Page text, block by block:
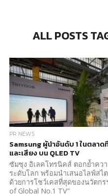
ALL POSTS
PR NEWS
Samsung ผู้นำอันดับ 1 ในตลา
และเสียง บน QLED TV
ซัมซุง อิเลคโทรนิคส์ ตอกย้ำคว
ระดับโลก พร้อมนำเสนอไลฟ์ส
ด้วยการโชว์เคสที่สุดของนวัตกร
of Global No.1 TV”